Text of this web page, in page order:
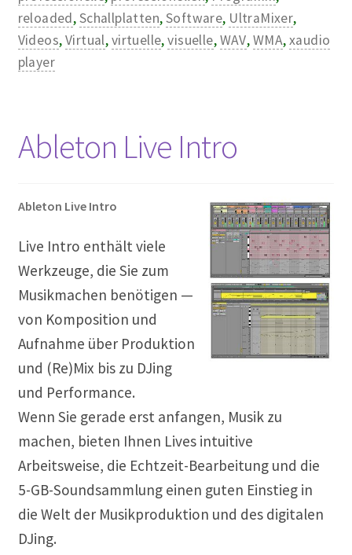
reloaded,Schallplatten,Software, UltraMixer,
Videos,Virtual,virtuelle,visuelle,WAV,WMA,xaudio
player
Ableton Live Intro
Ableton Live Intro
Live Intro enthält viele
Werkzeuge, die Sie zum
Musikmachen benötigen —
von Komposition und
Aufnahme über Produktion
und (Re)Mix bis zu DJing
und Performance.
Wenn Sie gerade erst anfangen, Musik zu
machen, bieten Ihnen Lives intuitive
Arbeitsweise, die Echtzeit-Bearbeitung und die
5-GB-Soundsammlung einen guten Einstieg in
die Welt der Musikproduktion und des digitalen
DJing.